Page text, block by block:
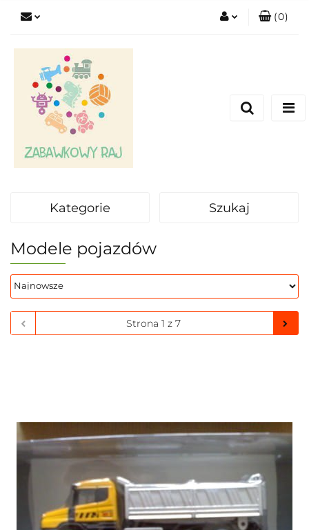
(0)
Kategorie Szukaj
Modele pojazdów